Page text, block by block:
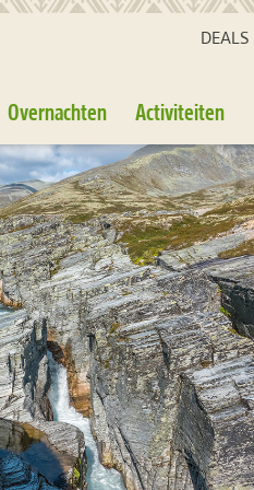
DEALS
Overnachten Activiteiten